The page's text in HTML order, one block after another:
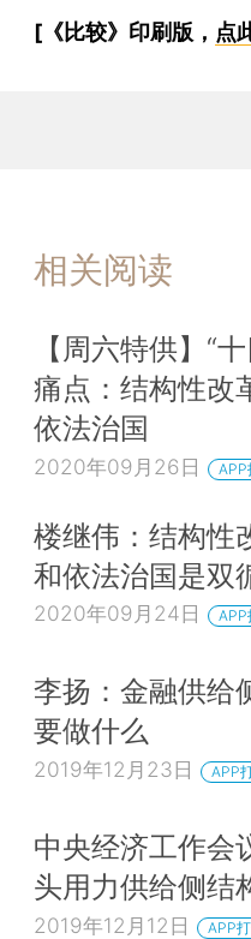
[《比较》印刷版， 点
相关阅读
【周六特供】“
痛点：结构性改
依法治国
2020年09月26日 APP
楼继伟：结构性
和依法治国是双
2020年09月24日 APP
李扬：金融供给
要做什么
2019年12月23日 APP
中央经济工作会
头用力供给侧结
2019年12月12日 APP